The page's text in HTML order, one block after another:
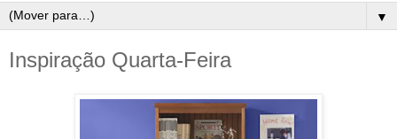
▼
Inspiração Quarta-Feira